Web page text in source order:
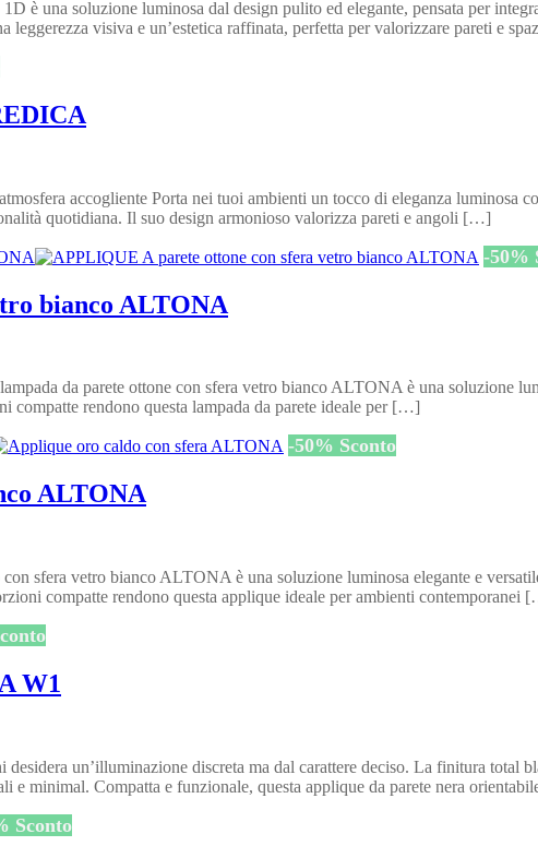
è una soluzione luminosa dal design pulito ed elegante, pensata per
leggerezza visiva e un’estetica raffinata, perfetta per valorizzare pareti e
accogliente Porta nei tuoi ambienti un tocco di eleganza luminosa
quotidiana. Il suo design armonioso valorizza pareti e angoli […]
-50%
bianco ALTONA
da parete ottone con sfera vetro bianco ALTONA è una soluzione
compatte rendono questa lampada da parete ideale per […]
-50% Sconto
ALTONA
sfera vetro bianco ALTONA è una soluzione luminosa elegante e
compatte rendono questa applique ideale per ambienti contemporanei
W1
un’illuminazione discreta ma dal carattere deciso. La finitura total
e minimal. Compatta e funzionale, questa applique da parete nera
Sconto